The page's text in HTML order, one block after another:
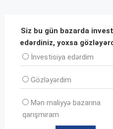
Siz bu gün bazarda
edərdiniz, yoxsa
İnvеstisiya edərdim
Gözləyərdim
Mən maliyyə bazarına
qarışmıram